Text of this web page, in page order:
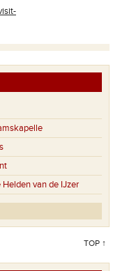
van de IJzer
TOP ↑